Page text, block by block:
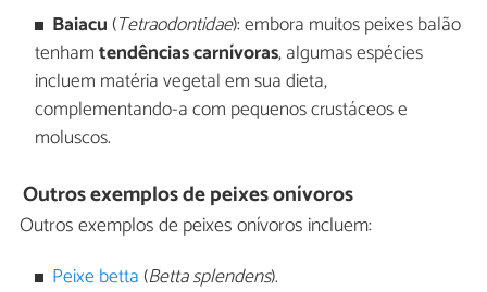
Baiacu (Tetraodontidae): embora muitos peixes balão
tenhamtendências carnívoras, algumas espécies
incluem matéria vegetal em sua dieta,
complementando-a com pequenos crustáceos e
moluscos.
Outros exemplos de peixes onívoros
Outros exemplos de peixes onívoros incluem:
Peixe betta (Betta splendens).